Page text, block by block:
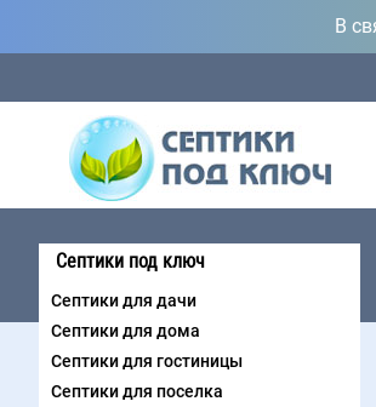
В
Септики под ключ
Септики для дачи
Септики для дома
Септики для гостиницы
Септики для поселка